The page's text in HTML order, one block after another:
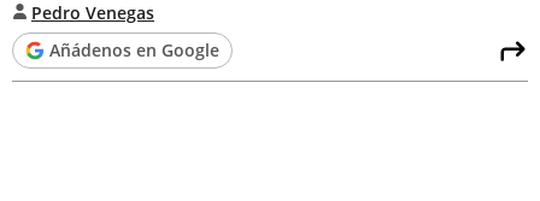
Pedro Venegas
Añádenos en Google